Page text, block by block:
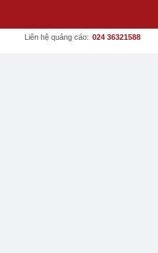
Liên hệ quảng cáo: 024 36321588